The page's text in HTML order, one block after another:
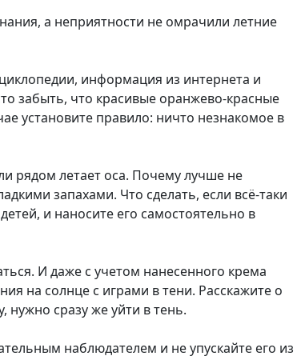
а неприятности не омрачили летние
информация из интернета и
забыть, что красивые оранжево-красные
установите правило: ничто незнакомое в
рядом летает оса. Почему лучше не
запахами. Что сделать, если всё-таки
и наносите его самостоятельно в
И даже с учетом нанесенного крема
на солнце с играми в тени. Расскажите о
нужно сразу же уйти в тень.
наблюдателем и не упускайте его из